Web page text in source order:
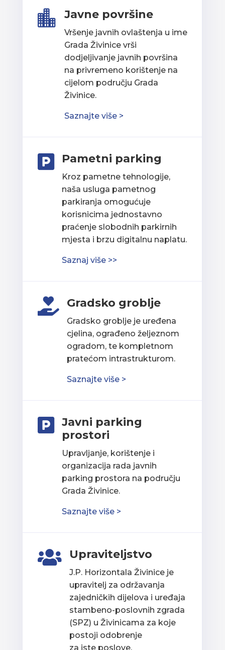
 Javne površine
Vršenje javnih ovlaštenja u ime
Grada Živinice vrši
dodjeljivanje javnih površina
na privremeno korištenje na
cijelom području Grada
Živinice.
Saznajte više >
 Pametni parking
Kroz pametne tehnologije,
naša usluga pametnog
parkiranja omogućuje
korisnicima jednostavno
praćenje slobodnih parkirnih
mjesta i brzu digitalnu naplatu.
Saznaj više >>
 Gradsko groblje
Gradsko groblje je uređena
cjelina, ograđeno željeznom
ogradom, te kompletnom
pratećom intrastrukturom.
Saznajte više >

Javni parking
prostori
Upravljanje, korištenje i
organizacija rada javnih
parking prostora na području
Grada Živinice.
Saznajte više >
 Upraviteljstvo
J.P. Horizontala Živinice je
upravitelj za održavanja
zajedničkih dijelova i uređaja
stambeno-poslovnih zgrada
(SPZ) u Živinicama za koje
postoji odobrenje
za iste poslove.